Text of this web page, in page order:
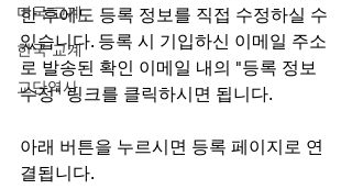
미국 교계
한국 교계
교단역사
한 후에도 등록 정보를 직접 수정하실 수
있습니다. 등록 시 기입하신 이메일 주소
로 발송된 확인 이메일 내의 "등록 정보
수정" 링크를 클릭하시면 됩니다.
아래 버튼을 누르시면 등록 페이지로 연
결됩니다.